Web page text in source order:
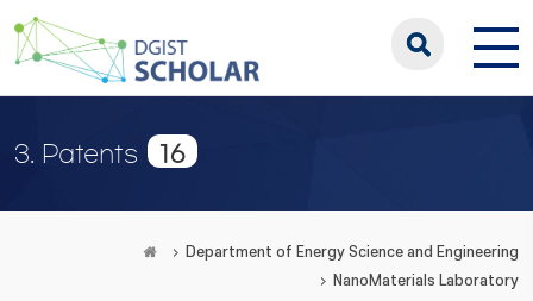
3. Patents 16
Department of Energy Science and Engineering
NanoMaterials Laboratory